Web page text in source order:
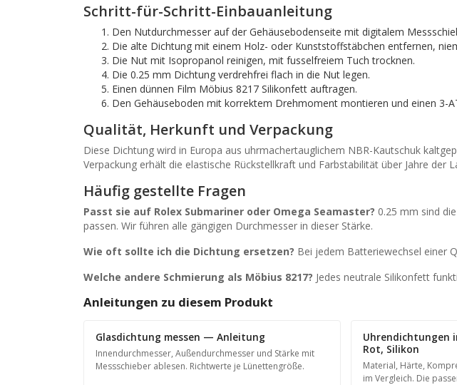
Schritt-für-Schritt-Einbauanleitung
Den Nutdurchmesser auf der Gehäusebodenseite mit digitalem
Die alte Dichtung mit einem Holz- oder Kunststoffstäbchen entfernen,
Die Nut mit Isopropanol reinigen, mit fusselfreiem Tuch trocknen.
Die 0.25 mm Dichtung verdrehfrei flach in die Nut legen.
Einen dünnen Film Möbius 8217 Silikonfett auftragen.
Den Gehäuseboden mit korrektem Drehmoment montieren und einen 3-
Qualität, Herkunft und Verpackung
Diese Dichtung wird in Europa aus uhrmachertauglichem NBR-Kautschuk
Verpackung erhält die elastische Rückstellkraft und Farbstabilität über Jahre der
Häufig gestellte Fragen
Passt sie auf Rolex Submariner oder Omega Seamaster? 0.25 mm sind
passen. Wir führen alle gängigen Durchmesser in dieser Stärke.
Wie oft sollte ich die Dichtung ersetzen? Bei jedem Batteriewechsel einer
Welche andere Schmierung als Möbius 8217? Jedes neutrale Silikonfett
Anleitungen zu diesem Produkt
Glasdichtung messen — Anleitung
Innendurchmesser, Außendurchmesser und Stärke mit
Messschieber ablesen. Richtwerte je Lünettengröße.
Uhrendichtungen
Rot, Silikon
Material, Härte,
im Vergleich. Die